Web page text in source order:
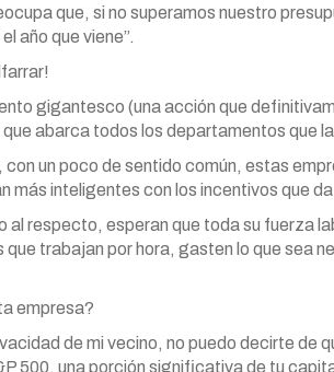
que, si no superamos nuestro
año que viene”.
gigantesco (una acción que
abarca todos los departamentos que
un poco de sentido común, estas
más inteligentes con los incentivos que
al respecto, esperan que toda su fuerza
trabajan por hora, gasten lo que sea
empresa?
de mi vecino, no puedo decirte de
500, una porción significativa de tu